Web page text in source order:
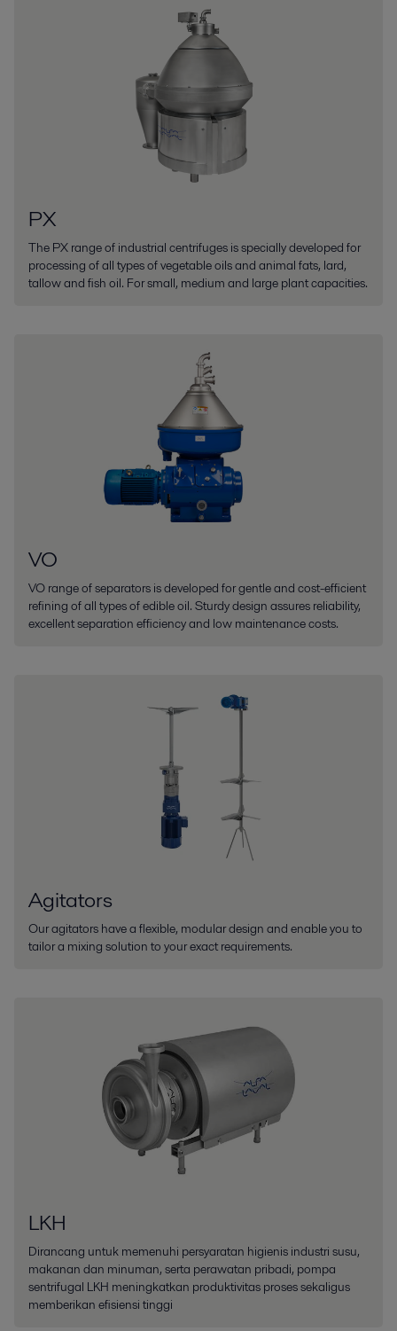
PX
The PX range of industrial centrifuges is specially developed for
processing of all types of vegetable oils and animal fats, lard,
tallow and fish oil. For small, medium and large plant capacities.
VO
VO range of separators is developed for gentle and cost-efficient
refining of all types of edible oil. Sturdy design assures reliability,
excellent separation efficiency and low maintenance costs.
Agitators
Our agitators have a flexible, modular design and enable you to
tailor a mixing solution to your exact requirements.
LKH
Dirancang untuk memenuhi persyaratan higienis industri susu,
makanan dan minuman, serta perawatan pribadi, pompa
sentrifugal LKH meningkatkan produktivitas proses sekaligus
memberikan efisiensi tinggi